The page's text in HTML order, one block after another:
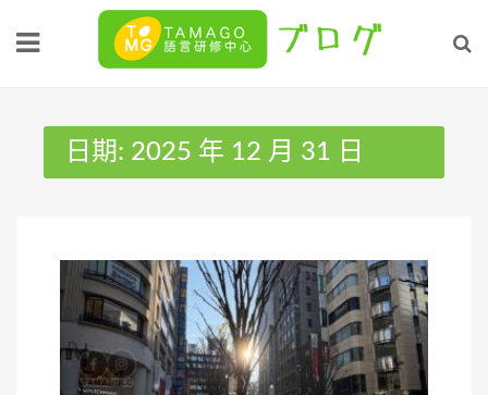
日期: 2025 年 12 月 31 日